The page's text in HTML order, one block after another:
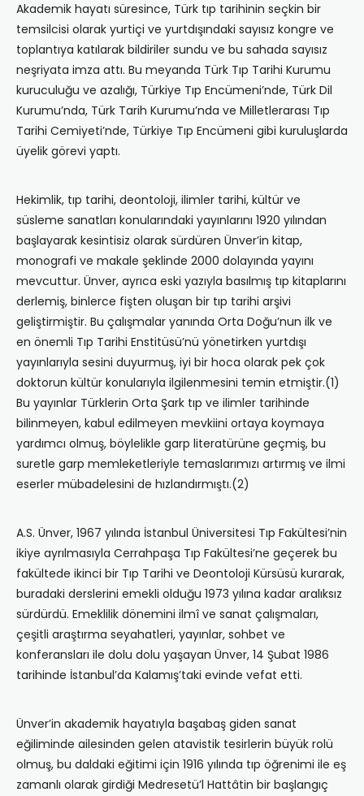
Akademik hayatı süresince, Türk tıp tarihinin seçkin bir
temsilcisi olarak yurtiçi ve yurtdışındaki sayısız kongre ve
toplantıya katılarak bildiriler sundu ve bu sahada sayısız
neşriyata imza attı. Bu meyanda Türk Tıp Tarihi Kurumu
kuruculuğu ve azalığı, Türkiye Tıp Encümeni’nde, Türk Dil
Kurumu’nda, Türk Tarih Kurumu’nda ve Milletlerarası Tıp
Tarihi Cemiyeti’nde, Türkiye Tıp Encümeni gibi kuruluşlarda
üyelik görevi yaptı.
Hekimlik, tıp tarihi, deontoloji, ilimler tarihi, kültür ve
süsleme sanatları konularındaki yayınlarını 1920 yılından
başlayarak kesintisiz olarak sürdüren Ünver’in kitap,
monografi ve makale şeklinde 2000 dolayında yayını
mevcuttur. Ünver, ayrıca eski yazıyla basılmış tıp kitaplarını
derlemiş, binlerce fişten oluşan bir tıp tarihi arşivi
geliştirmiştir. Bu çalışmalar yanında Orta Doğu’nun ilk ve
en önemli Tıp Tarihi Enstitüsü’nü yönetirken yurtdışı
yayınlarıyla sesini duyurmuş, iyi bir hoca olarak pek çok
doktorun kültür konularıyla ilgilenmesini temin etmiştir.(1)
Bu yayınlar Türklerin Orta Şark tıp ve ilimler tarihinde
bilinmeyen, kabul edilmeyen mevkiini ortaya koymaya
yardımcı olmuş, böylelikle garp literatürüne geçmiş, bu
suretle garp memleketleriyle temaslarımızı artırmış ve ilmi
eserler mübadelesini de hızlandırmıştı.(2)
A.S. Ünver, 1967 yılında İstanbul Üniversitesi Tıp Fakültesi’nin
ikiye ayrılmasıyla Cerrahpaşa Tıp Fakültesi’ne geçerek bu
fakültede ikinci bir Tıp Tarihi ve Deontoloji Kürsüsü kurarak,
buradaki derslerini emekli olduğu 1973 yılına kadar aralıksız
sürdürdü. Emeklilik dönemini ilmî ve sanat çalışmaları,
çeşitli araştırma seyahatleri, yayınlar, sohbet ve
konferansları ile dolu dolu yaşayan Ünver, 14 Şubat 1986
tarihinde İstanbul’da Kalamış’taki evinde vefat etti.
Ünver’in akademik hayatıyla başabaş giden sanat
eğiliminde ailesinden gelen atavistik tesirlerin büyük rolü
olmuş, bu daldaki eğitimi için 1916 yılında tıp öğrenimi ile eş
zamanlı olarak girdiği Medresetü’l Hattâtin bir başlangıç